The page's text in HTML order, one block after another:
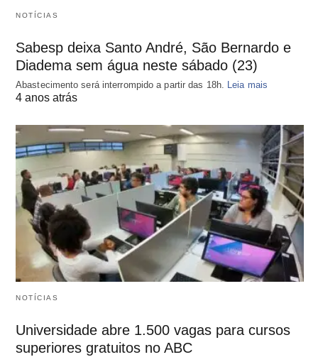
NOTÍCIAS
Sabesp deixa Santo André, São Bernardo e
Diadema sem água neste sábado (23)
Abastecimento será interrompido a partir das 18h. Leia mais
4 anos atrás
NOTÍCIAS
Universidade abre 1.500 vagas para cursos
superiores gratuitos no ABC